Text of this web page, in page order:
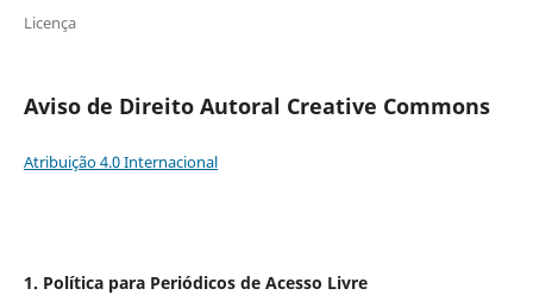
Licença
Aviso de Direito Autoral Creative Commons
Atribuição 4.0 Internacional
1. Política para Periódicos de Acesso Livre